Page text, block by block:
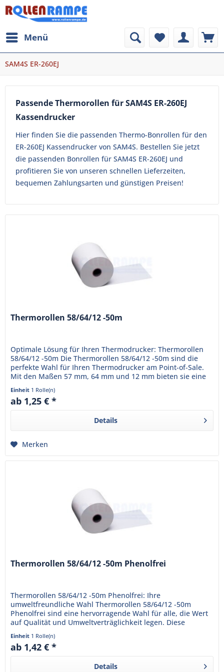
Menü
SAM4S ER-260EJ
Passende Thermorollen für SAM4S ER-260EJ
Kassendrucker
Hier finden Sie die passenden Thermo-Bonrollen für den
ER-260EJ Kassendrucker von SAM4S. Bestellen Sie jetzt
die passenden Bonrollen für SAM4S ER-260EJ und
profitieren Sie von unseren schnellen Lieferzeiten,
bequemen Zahlungsarten und günstigen Preisen!
Thermorollen 58/64/12 -50m
Optimale Lösung für Ihren Thermodrucker: Thermorollen
58/64/12 -50m Die Thermorollen 58/64/12 -50m sind die
perfekte Wahl für Ihren Thermodrucker am Point-of-Sale.
Mit den Maßen 57 mm, 64 mm und 12 mm bieten sie eine
Lauflänge von...
Einheit 1 Rolle(n)
ab 1,25 € *
Details
Merken
Thermorollen 58/64/12 -50m Phenolfrei
Thermorollen 58/64/12 -50m Phenolfrei: Ihre
umweltfreundliche Wahl Thermorollen 58/64/12 -50m
Phenolfrei sind eine hervorragende Wahl für alle, die Wert
auf Qualität und Umweltverträglichkeit legen. Diese
Thermorollen sind...
Einheit 1 Rolle(n)
ab 1,42 € *
Details